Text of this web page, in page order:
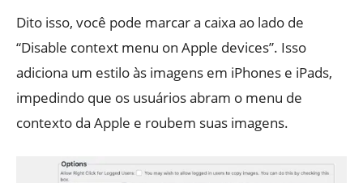
Dito isso, você pode marcar a caixa ao lado de
“Disable context menu on Apple devices”. Isso
adiciona um estilo às imagens em iPhones e iPads,
impedindo que os usuários abram o menu de
contexto da Apple e roubem suas imagens.